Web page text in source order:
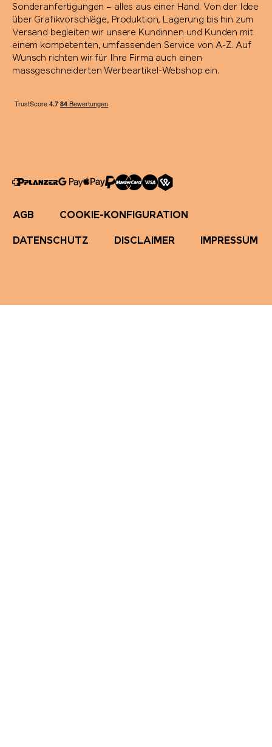
Sonderanfertigungen – alles aus einer Hand. Von der Idee
über Grafikvorschläge, Produktion, Lagerung bis hin zum
Versand begleiten wir unsere Kundinnen und Kunden mit
einem kompetenten, umfassenden Service von A-Z. Auf
Wunsch richten wir für Ihre Firma auch einen
massgeschneiderten Werbeartikel-Webshop ein.
AGB COOKIE-KONFIGURATION
DATENSCHUTZ DISCLAIMER IMPRESSUM